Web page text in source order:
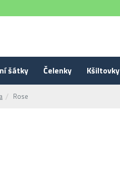
šátky Čelenky Kšiltovky
Rose